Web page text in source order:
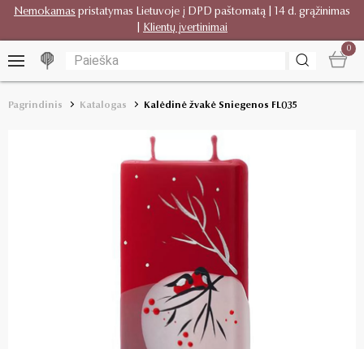
Nemokamas pristatymas Lietuvoje į DPD paštomatą | 14 d. grąžinimas
Klientų įvertinimai
0
Pagrindinis Katalogas Kalėdinė žvakė Sniegenos FL035